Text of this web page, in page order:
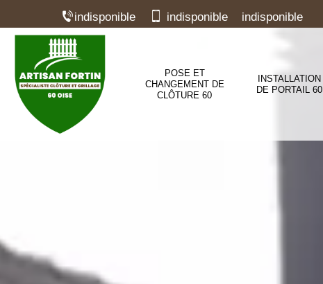
indisponible indisponible indisponible
POSE ET
CHANGEMENT DE
CLÔTURE 60
INSTALLATION
DE PORTAIL 60